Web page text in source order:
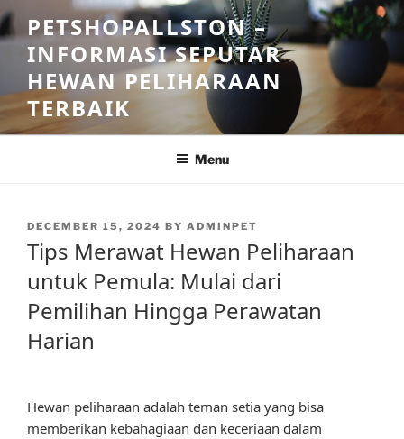
Skip
to
content
PETSHOPALLSTON –
INFORMASI SEPUTAR
HEWAN PELIHARAAN
TERBAIK
Menu
POSTED
ON
DECEMBER 15, 2024 BY ADMINPET
Tips Merawat Hewan Peliharaan
untuk Pemula: Mulai dari
Pemilihan Hingga Perawatan
Harian
Hewan peliharaan adalah teman setia yang bisa
memberikan kebahagiaan dan keceriaan dalam